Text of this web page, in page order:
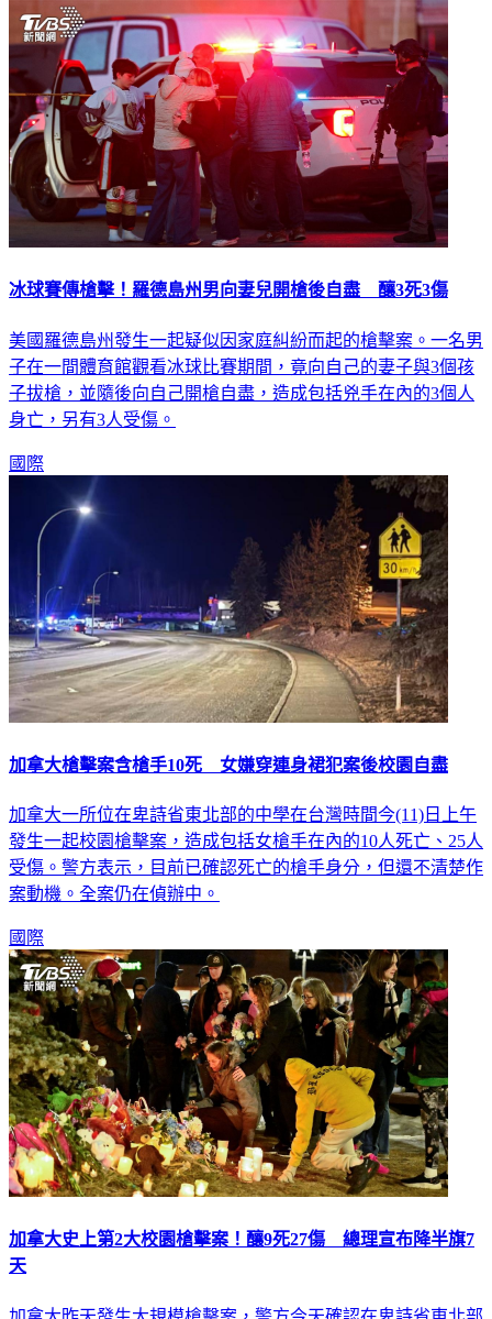
冰球賽傳槍擊！羅德島州男向妻兒開槍後自盡 釀3死3傷
美國羅德島州發生一起疑似因家庭糾紛而起的槍擊案。一名男
子在一間體育館觀看冰球比賽期間，竟向自己的妻子與3個孩
子拔槍，並隨後向自己開槍自盡，造成包括兇手在內的3個人
身亡，另有3人受傷。
國際
加拿大槍擊案含槍手10死 女嫌穿連身裙犯案後校園自盡
加拿大一所位在卑詩省東北部的中學在台灣時間今(11)日上午
發生一起校園槍擊案，造成包括女槍手在內的10人死亡、25人
受傷。警方表示，目前已確認死亡的槍手身分，但還不清楚作
案動機。全案仍在偵辦中。
國際
加拿大史上第2大校園槍擊案！釀9死27傷 總理宣布降半旗7
天